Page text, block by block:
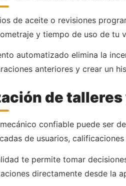
de aceite o revisiones
y tiempo de uso de tu
automatizado elimina la
anteriores y crear un
de
confiable puede ser
de usuarios,
te permite tomar
directamente desde la